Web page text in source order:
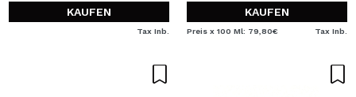
KAUFEN
Tax Inb.
KAUFEN
Preis x 100 Ml: 79,80€ Tax Inb.